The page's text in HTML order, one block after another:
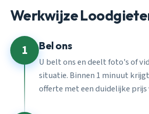
Werkwijze
1 Bel ons
U belt ons en deelt foto's of
situatie. Binnen 1 minuut
offerte met een duidelijke prijs